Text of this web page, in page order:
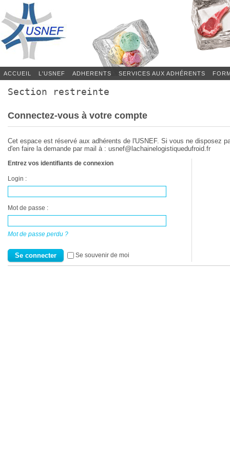
ACCUEIL L'USNEF ADHERENTS SERVICES AUX ADHÉRENTS
Section restreinte
Connectez-vous à votre compte
Cet espace est réservé aux adhérents de l'USNEF. Si vous ne disposez
d'en faire la demande par mail à : usnef@lachainelogistiquedufroid.fr
Entrez vos identifiants de connexion
Login :
Mot de passe :
Mot de passe perdu ?
Se souvenir de moi